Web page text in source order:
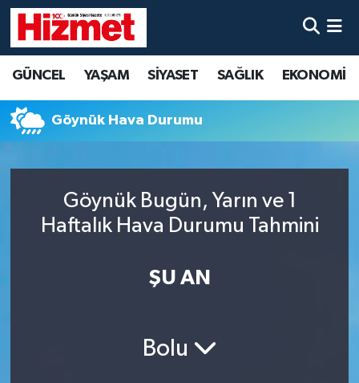
GÜNCEL YAŞAM SİYASET SAĞLIK EKONOMİ
Göynük Hava Durumu
Göynük Bugün, Yarın ve 1
Haftalık Hava Durumu Tahmini
ŞU AN
Bolu
YAŞAM
SİYASET
EKONOMİ
Denizli Hava Durumu
Denizli Trafik Yoğunluk Haritası
Tüm Manşetler